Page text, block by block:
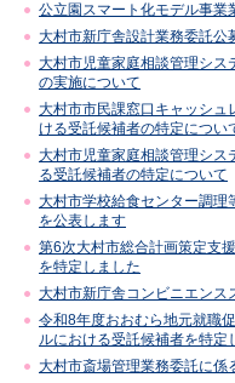
公立園スマート化モデル事業
大村市新庁舎設計業務委託公
大村市児童家庭相談管理シス
の実施について
大村市市民課窓口キャッシュ
ける受託候補者の特定につい
大村市児童家庭相談管理シス
る受託候補者の特定について
大村市学校給食センター調理
を公表します
第6次大村市総合計画策定支
を特定しました
大村市新庁舎コンビニエンス
令和8年度おおむら地元就職
ルにおける受託候補者を特定
大村市斎場管理業務委託に係